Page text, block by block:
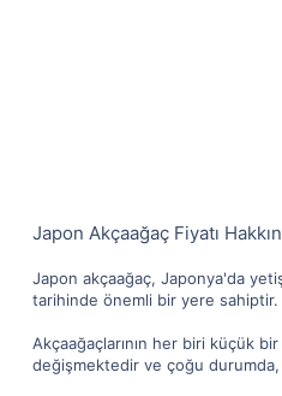
Japon Akçaağaç Fiyatı
Japon akçaağaç, Japonya'da
tarihinde önemli bir yere sahiptir.
Akçaağaçlarının her biri küçük
değişmektedir ve çoğu durumda,